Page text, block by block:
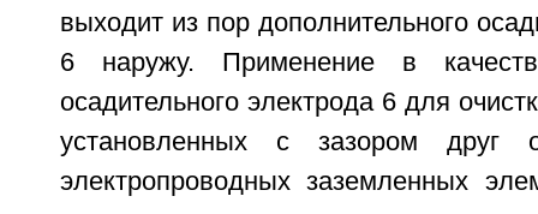
выходит из пор дополнительного
6 наружу. Применение в
осадительного электрода 6 для
установленных с зазором друг
электропроводных заземленных